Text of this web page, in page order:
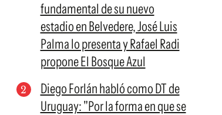
fundamental de su nuevo
estadio en Belvedere, José Luis
Palma lo presenta y Rafael Radi
propone El Bosque Azul
Diego Forlán habló como DT de
Uruguay: "Por la forma en que se